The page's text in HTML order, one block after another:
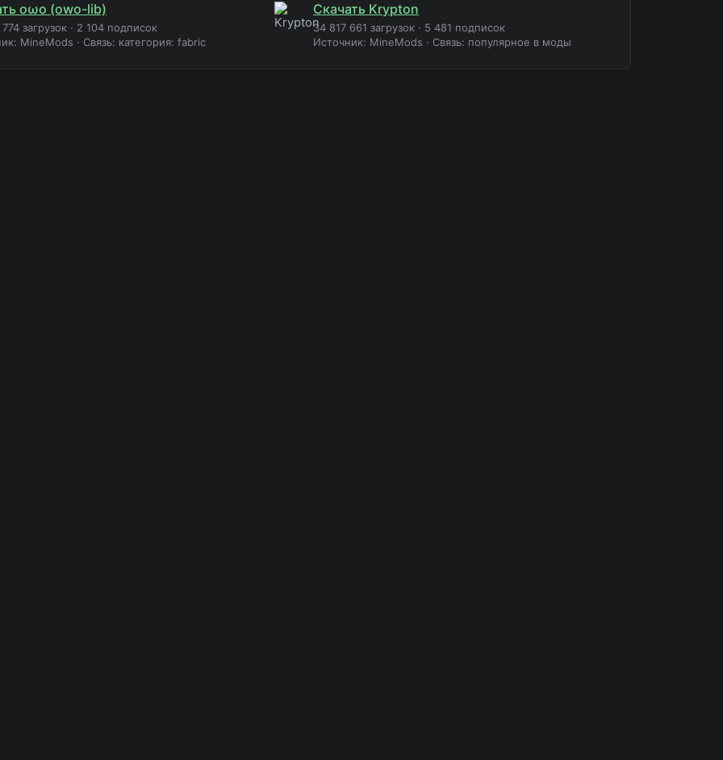
oωo (owo-lib)
загрузок · 2 104 подписок
MineMods · Связь: категория: fabric
Скачать Krypton
34 817 661 загрузок · 5 481 подписок
Источник: MineMods · Связь: популярное в моды